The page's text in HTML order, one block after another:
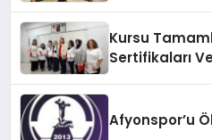
Kursu
Sertifikaları
Afyonspor’u